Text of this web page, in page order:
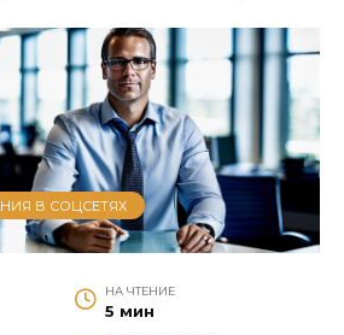
В СОЦСЕТЯХ
НА ЧТЕНИЕ
5 мин